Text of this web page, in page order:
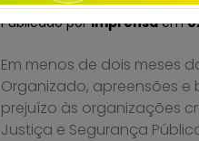
Publicado porImprensaem
Em menos de dois meses
Organizado, apreensões e
prejuízo às organizações
Justiça e Segurança